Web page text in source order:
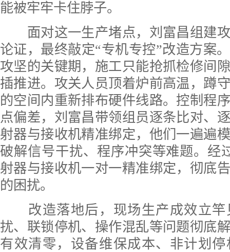
能被牢牢卡住脖子。
面对这一生产堵点，刘富昌组建攻
论证，最终敲定“专机专控”改造方案
攻坚的关键期，施工只能抢抓检修间
插推进。攻关人员顶着炉前高温，蹲
的空间内重新排布硬件线路。控制程
点偏差，刘富昌带领组员逐条比对、
射器与接收机精准绑定，他们一遍遍
破解信号干扰、程序冲突等难题。经
射器与接收机一对一精准绑定，彻底
的困扰。
改造落地后，现场生产成效立竿
扰、联锁停机、操作混乱等问题彻底
有效清零，设备维保成本、非计划